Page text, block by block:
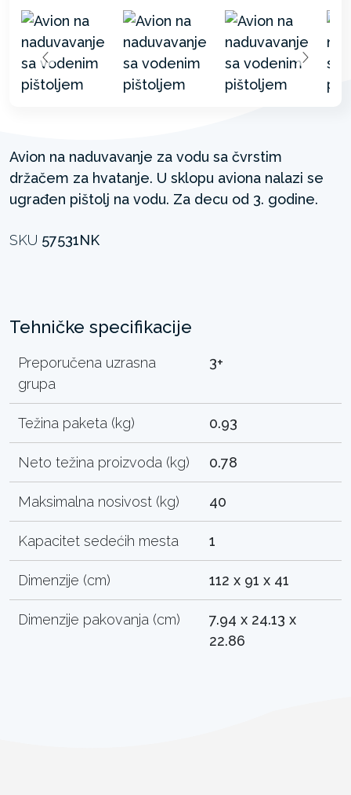
Avion na naduvavanje za vodu sa čvrstim
držačem za hvatanje. U sklopu aviona nalazi se
ugrađen pištolj na vodu. Za decu od 3. godine.
SKU 57531NK
Tehničke specifikacije
Preporučena uzrasna
grupa
3+
Težina paketa (kg) 0.93
Neto težina proizvoda (kg) 0.78
Maksimalna nosivost (kg) 40
Kapacitet sedećih mesta 1
Dimenzije (cm) 112 x 91 x 41
Dimenzije pakovanja (cm)
7.94 x 24.13 x
22.86